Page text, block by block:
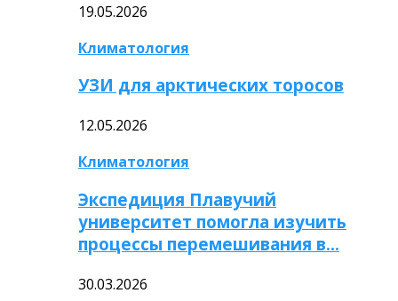
19.05.2026
Климатология
УЗИ для арктических торосов
12.05.2026
Климатология
Экспедиция Плавучий
университет помогла изучить
процессы перемешивания в…
30.03.2026